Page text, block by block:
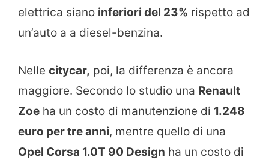
elettrica siano inferiori del 23% rispetto ad
un’auto a a diesel-benzina.
Nelle citycar, poi, la differenza è ancora
maggiore. Secondo lo studio una Renault
Zoe ha un costo di manutenzione di 1.248
euro per tre anni, mentre quello di una
Opel Corsa 1.0T 90 Design ha un costo di